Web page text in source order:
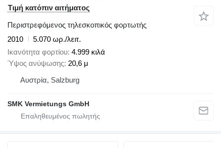
Τιμή κατόπιν αιτήματος
Περιστρεφόμενος τηλεσκοπικός φορτωτής
2010
5.070 ωρ./λειτ.
Ικανότητα φορτίου 4.999 κιλά
Ύψος ανύψωσης 20,6 μ
Αυστρία, Salzburg
SMK Vermietungs GmbH